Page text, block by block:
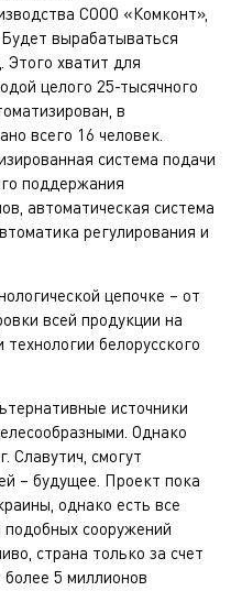
СООО «Комконт»,
вырабатываться
Этого хватит для
целого 25-тысячного
в
всего 16 человек.
система подачи
поддержания
автоматическая система
регулирования и
цепочке – от
всей продукции на
белорусского
источники
Однако
Славутич, смогут
– будущее. Проект пока
однако есть все
сооружений
страна только за счет
более 5 миллионов